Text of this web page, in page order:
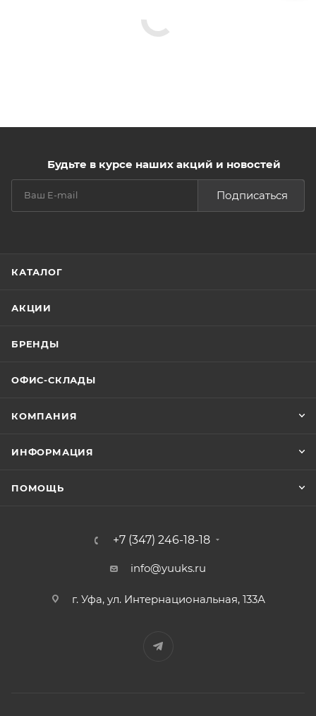
Будьте в курсе наших акций и новостей
Подписаться
КАТАЛОГ
АКЦИИ
БРЕНДЫ
ОФИС-СКЛАДЫ
КОМПАНИЯ
ИНФОРМАЦИЯ
ПОМОЩЬ
+7 (347) 246-18-18
info@yuuks.ru
г. Уфа, ул. Интернациональная, 133А